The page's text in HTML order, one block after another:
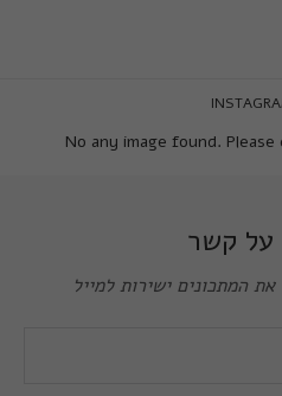
No any image found.
על קשר
המתכונים ישירות למייל